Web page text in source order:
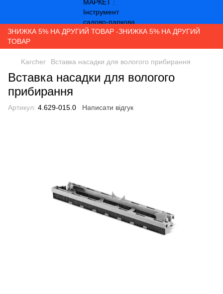
ЗНИЖКА 5% НА ДРУГИЙ ТОВАР -ЗНИЖКА 5% НА ДРУГИЙ
ТОВАР
Karcher Вставка насадки для вологого прибирання
Вставка насадки для вологого
прибирання
Артикул: 4.629-015.0 Написати відгук